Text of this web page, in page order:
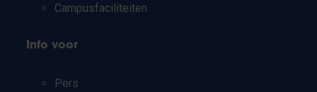
Campusfaciliteiten
Info voor
Pers